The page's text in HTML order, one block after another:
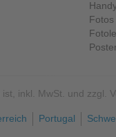
inkl. MwSt. und zzgl.
Portugal